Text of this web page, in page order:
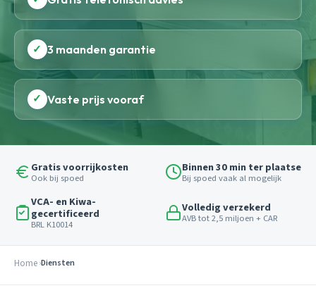
✓ 3 maanden garantie
✓ Vaste prijs vooraf
Gratis voorrijkosten
Ook bij spoed
Binnen 30 min ter plaatse
Bij spoed vaak al mogelijk
VCA- en Kiwa-
gecertificeerd
BRL K10014
Volledig verzekerd
AVB tot 2,5 miljoen + CAR
Home Diensten